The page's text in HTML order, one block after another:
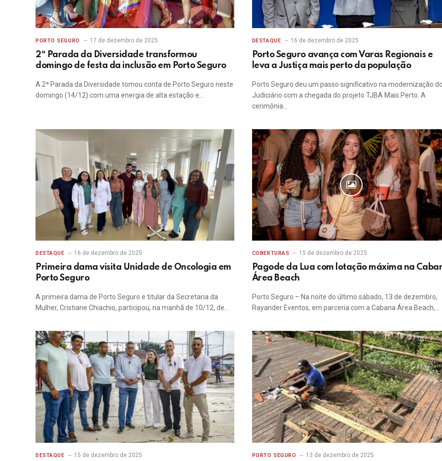
PORTO SEGURO 17 de dezembro de 2025
2ª Parada da Diversidade transformou
domingo de festa da inclusão em Porto Seguro
A 2ª Parada da Diversidade tomou conta de Porto Seguro neste
domingo (14/12) com uma energia de alta estação e…
DESTAQUE 16 de dezembro de 2025
Porto Seguro avança com Varas Regionais e
leva a Justiça mais perto da população
Porto Seguro deu um passo significativo na modernização
Judiciário com a chegada do projeto TJBA Mais Perto. A
cerimônia…
DESTAQUE 16 de dezembro de 2025
Primeira dama visita Unidade de Oncologia em
Porto Seguro
A primeira dama de Porto Seguro e titular da Secretaria da
Mulher, Cristiane Chiachio, participou, na manhã de 10/12, de…
COBERTURAS 15 de dezembro de 2025
Pagode da Lua com lotação máxima na
Área Beach
Porto Seguro – Na noite do último sábado, 13 de dezembro,
Rayander Eventos, em parceria com a Cabana Área Beach,…
DESTAQUE 15 de dezembro de 2025 PORTO SEGURO 13 de dezembro de 2025